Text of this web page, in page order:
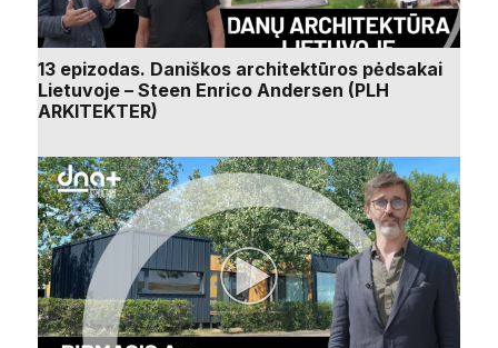
13 epizodas. Daniškos architektūros pėdsakai
Lietuvoje – Steen Enrico Andersen (PLH
ARKITEKTER)